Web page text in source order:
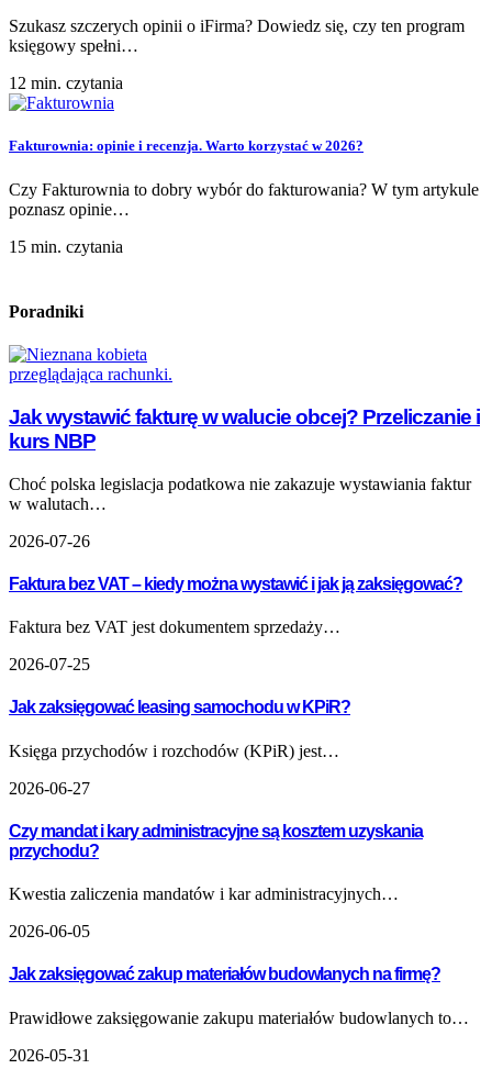
Szukasz szczerych opinii o iFirma? Dowiedz się, czy ten program
księgowy spełni…
12 min. czytania
Fakturownia: opinie i recenzja. Warto korzystać w 2026?
Czy Fakturownia to dobry wybór do fakturowania? W tym artykule
poznasz opinie…
15 min. czytania
Poradniki
Jak wystawić fakturę w walucie obcej? Przeliczanie i
kurs NBP
Choć polska legislacja podatkowa nie zakazuje wystawiania faktur
w walutach…
2026-07-26
Faktura bez VAT – kiedy można wystawić i jak ją zaksięgować?
Faktura bez VAT jest dokumentem sprzedaży…
2026-07-25
Jak zaksięgować leasing samochodu w KPiR?
Księga przychodów i rozchodów (KPiR) jest…
2026-06-27
Czy mandat i kary administracyjne są kosztem uzyskania
przychodu?
Kwestia zaliczenia mandatów i kar administracyjnych…
2026-06-05
Jak zaksięgować zakup materiałów budowlanych na firmę?
Prawidłowe zaksięgowanie zakupu materiałów budowlanych to…
2026-05-31